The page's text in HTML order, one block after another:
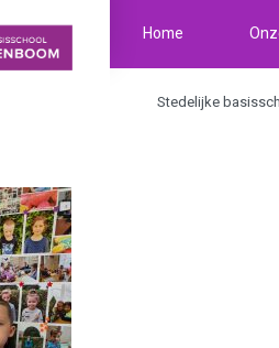
Home
Stedelijke